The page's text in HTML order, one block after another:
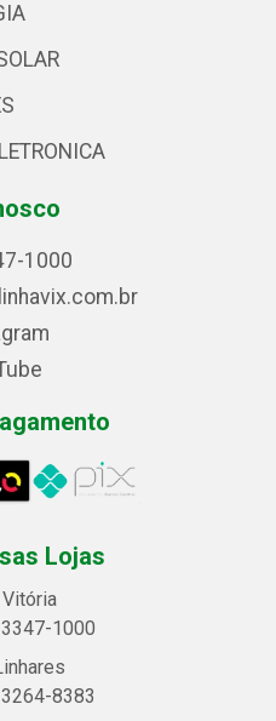
1000
Lojas
Vitória
1000
8383